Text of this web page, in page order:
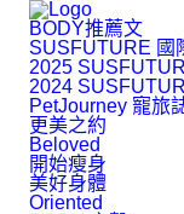
BODY推薦文
SUSFUTURE 國
2025
2024
PetJourney 寵旅
更美之約
Beloved
開始瘦身
美好身體
Oriented